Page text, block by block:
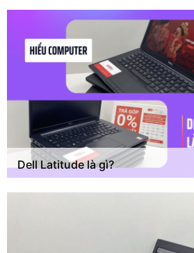
Dell Latitude là gì?